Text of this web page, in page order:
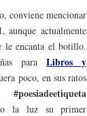
conviene mencionar
actualmente
le encanta el botillo.
paraLibros y
poco, en sus ratos
#poesiadeetiqueta
la luz su primer